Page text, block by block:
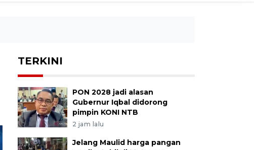
TERKINI
PON 2028 jadi alasan
Gubernur Iqbal didorong
pimpin KONI NTB
2 jam lalu
Jelang Maulid harga pangan